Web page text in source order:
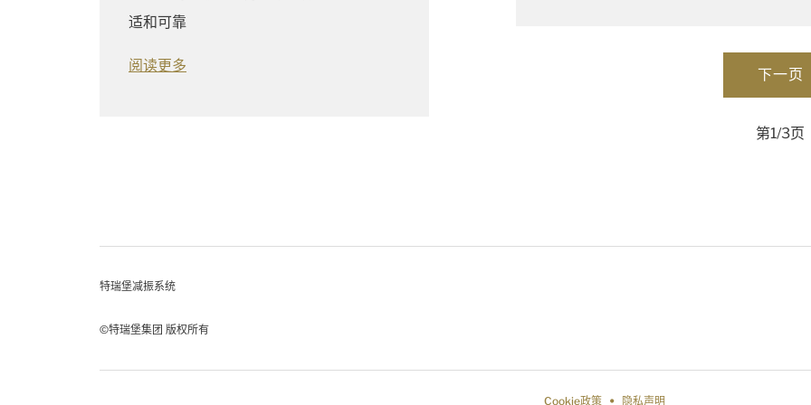
适和可靠
阅读更多
第1/3页
特瑞堡减振系统
©特瑞堡集团 版权所有
Cookie政策 隐私声明